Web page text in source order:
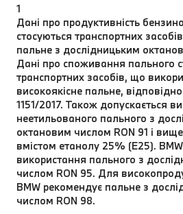
1
Дані про продуктивність
стосуються транспортних
пальне з дослідницьким
Дані про споживання пального
транспортних засобів, що
високоякісне пальне,
1151/2017. Також допускається
неетильованого пального з
октановим числом RON 91 і
вмістом етанолу 25% (E25).
використання пального з
числом RON 95. Для
BMW рекомендує пальне з
числом RON 98.